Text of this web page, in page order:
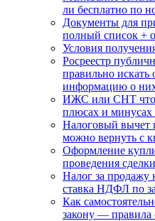
ли бесплатно по
Документы для
полный список +
Условия
Росреестр
правильно
информацию о
ИЖС или СНТ что
плюсах и минусах
Налоговый вычет
можно вернуть с
Оформление
проведения сделки
Налог за продажу
ставка НДФЛ по
Как
закону — правила